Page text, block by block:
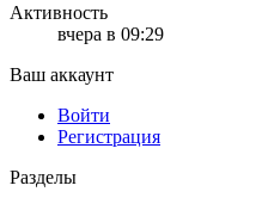
Активность
вчера в 09:29
Ваш аккаунт
Войти
Регистрация
Разделы